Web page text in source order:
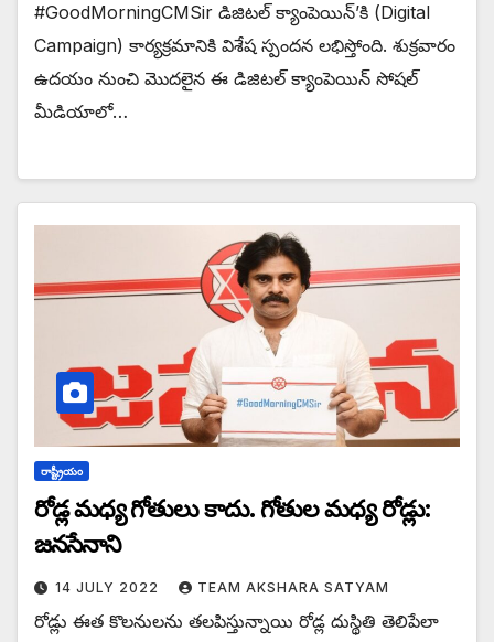
#GoodMorningCMSir డిజిటల్ క్యాంపెయిన్’కి (Digital
Campaign) కార్యక్రమానికి విశేష స్పందన లభిస్తోంది. శుక్రవారం
ఉదయం నుంచి మొదలైన ఈ డిజిటల్ క్యాంపెయిన్ సోషల్
మీడియాలో…
రాష్ట్రీయం
రోడ్ల మధ్య గోతులు కాదు. గోతుల మధ్య రోడ్లు:
జనసేనాని
14 JULY 2022 TEAM AKSHARA SATYAM
రోడ్లు ఈత కొలనులను తలపిస్తున్నాయి రోడ్ల దుస్థితి తెలిపేలా